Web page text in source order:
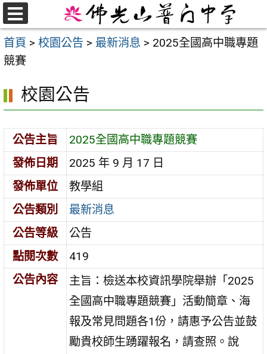
跳
至
主
要
首頁 > 校園公告 > 最新消息 > 2025全國高中職專題
競賽
校園公告
公告主旨
2025全國高中職專題競賽
發佈日期
2025 年 9 月 17 日
發佈單位
教學組
公告類別
最新消息
公告等級
公告
點閱次數
419
公告內容
主旨：檢送本校資訊學院舉辦「2025
全國高中職專題競賽」活動簡章、海
報及常見問題各1份，請惠予公告並鼓
勵貴校師生踴躍報名，請查照。說
選
單